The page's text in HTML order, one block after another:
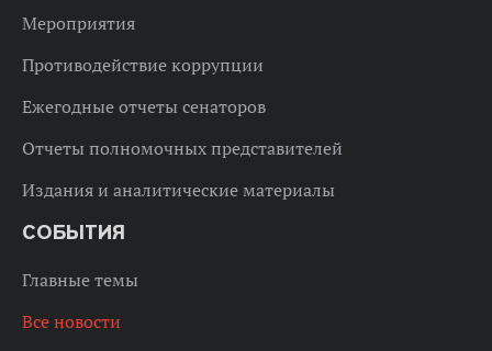
Мероприятия
Противодействие коррупции
Ежегодные отчеты сенаторов
Отчеты полномочных представителей
Издания и аналитические материалы
СОБЫТИЯ
Главные темы
Все новости